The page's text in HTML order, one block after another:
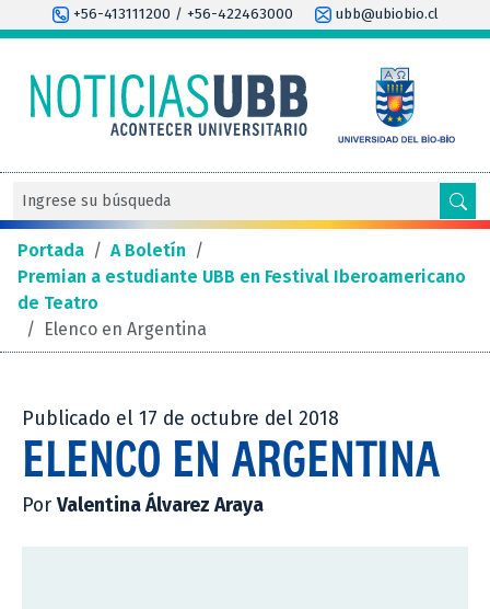
+56-413111200 / +56-422463000 ubb@ubiobio.cl
Portada / A Boletín /
Premian a estudiante UBB en Festival Iberoamericano
de Teatro
/ Elenco en Argentina
Publicado el 17 de octubre del 2018
ELENCO EN ARGENTINA
PorValentina Álvarez Araya